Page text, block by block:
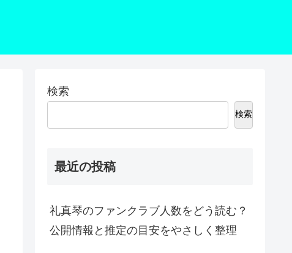
検索
検索
最近の投稿
礼真琴のファンクラブ人数をどう読む？
公開情報と推定の目安をやさしく整理